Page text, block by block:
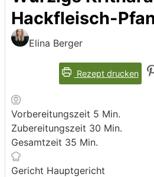
Hackfleisch-
Elina Berger
Rezept drucken
Vorbereitungszeit 5 Minuten
Min.
Zubereitungszeit 30 Minuten
Min.
Gesamtzeit 35 Minuten
Min.
Gericht Hauptgericht